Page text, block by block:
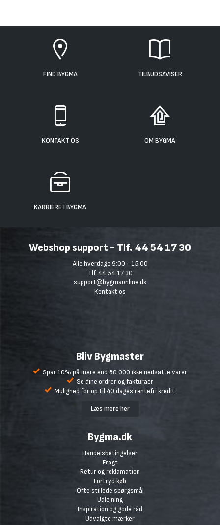
FIND BYGMA TILBUDSAVISER
KONTAKT OS OM BYGMA
KARRIERE I BYGMA
Webshop support - Tlf. 44 54 17 30
Alle hverdage 9:00 - 15:00
Tlf. 44 54 17 30
support@bygmaonline.dk
Kontakt os
Bliv Bygmaster
Spar 10% på mere end 80.000 ikke nedsatte varer
Se dine ordrer og fakturaer
Mulighed for op til 40 dages rentefri kredit
Læs mere her
Bygma.dk
Handelsbetingelser
Fragt
Retur og reklamation
Fortryd køb
Ofte stillede spørgsmål
Udlejning
Inspiration og gode råd
Udvalgte mærker